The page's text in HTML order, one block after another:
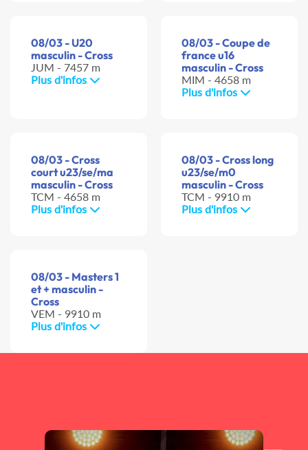
08/03 - U20
masculin - Cross
JUM - 7457 m
Plus d'infos
08/03 - Coupe de
france u16
masculin - Cross
MIM - 4658 m
Plus d'infos
08/03 - Cross
court u23/se/ma
masculin - Cross
TCM - 4658 m
Plus d'infos
08/03 - Cross long
u23/se/m0
masculin - Cross
TCM - 9910 m
Plus d'infos
08/03 - Masters 1
et + masculin -
Cross
VEM - 9910 m
Plus d'infos